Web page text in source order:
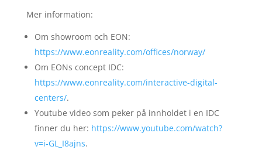
Mer information:
Om showroom och EON:
https://www.eonreality.com/offices/norway/
Om EONs concept IDC:
https://www.eonreality.com/interactive-digital-
centers/.
Youtube video som peker på innholdet i en IDC
finner du her: https://www.youtube.com/watch?
v=i-GL_I8ajns.